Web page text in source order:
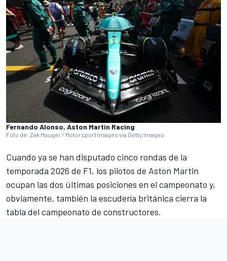
Fernando Alonso, Aston Martin Racing
Foto de: Zak Mauger / Motorsport Images via Getty Images
Cuando ya se han disputado cinco rondas de la
temporada 2026 de F1, los pilotos de Aston Martin
ocupan las dos últimas posiciones en el campeonato y,
obviamente, también la escudería británica cierra la
tabla del campeonato de constructores.